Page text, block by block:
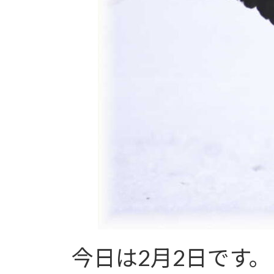
今日は2月2日です。